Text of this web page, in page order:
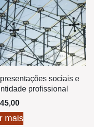
sociais e
profissional
45,00
mais